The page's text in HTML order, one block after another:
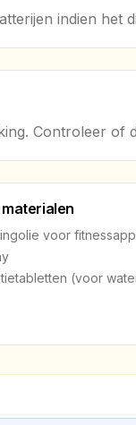
indien het
Controleer of
voor
(voor